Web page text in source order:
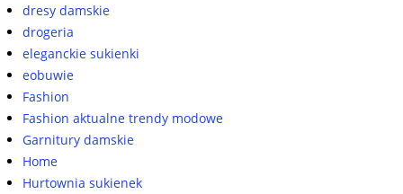
dresy damskie
drogeria
eleganckie sukienki
eobuwie
Fashion
Fashion aktualne trendy modowe
Garnitury damskie
Home
Hurtownia sukienek